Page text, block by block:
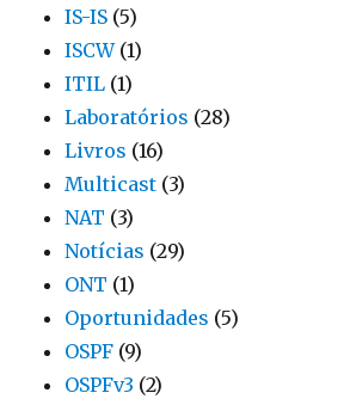
IS-IS (5)
ISCW(1)
ITIL (1)
Laboratórios (28)
Livros (16)
Multicast (3)
NAT (3)
Notícias (29)
ONT (1)
Oportunidades (5)
OSPF (9)
OSPFv3 (2)